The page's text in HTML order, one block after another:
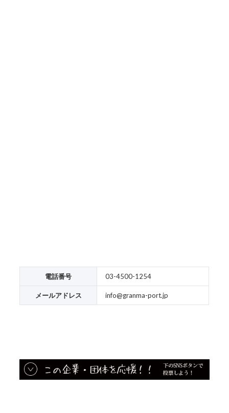
電話番号 03-4500-1254
メールアドレス info@granma-port.jp